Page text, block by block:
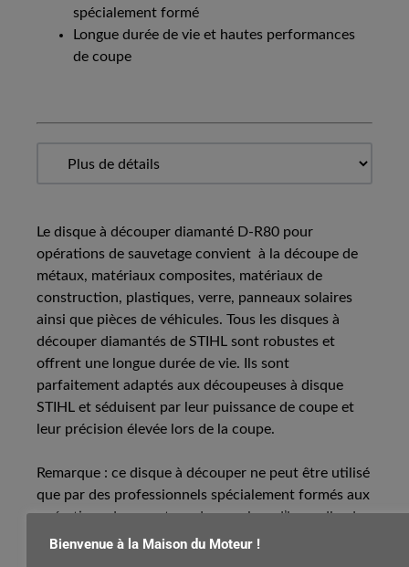
spécialement formé
Longue durée de vie et hautes performances
de coupe
Le disque à découper diamanté D-R80 pour
opérations de sauvetage convient à la découpe de
métaux, matériaux composites, matériaux de
construction, plastiques, verre, panneaux solaires
ainsi que pièces de véhicules. Tous les disques à
découper diamantés de STIHL sont robustes et
offrent une longue durée de vie. Ils sont
parfaitement adaptés aux découpeuses à disque
STIHL et séduisent par leur puissance de coupe et
leur précision élevée lors de la coupe.
Remarque : ce disque à découper ne peut être utilisé
que par des professionnels spécialement formés aux
opérations de sauvetage des services d’incendie, de
secours et d’urgence.
Bienvenue à la Maison du Moteur !